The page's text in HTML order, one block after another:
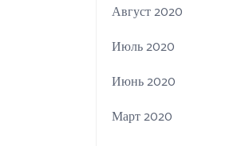
Август 2020
Июль 2020
Июнь 2020
Март 2020